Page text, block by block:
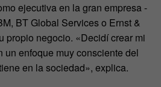
ejecutiva en la gran empresa -
BT Global Services o Ernst &
propio negocio. «Decidí crear mi
un enfoque muy consciente del
en la sociedad», explica.